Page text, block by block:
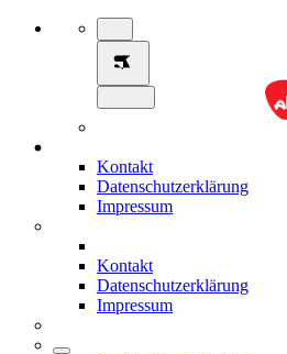
Kontakt
Datenschutzerklärung
Impressum
Kontakt
Datenschutzerklärung
Impressum